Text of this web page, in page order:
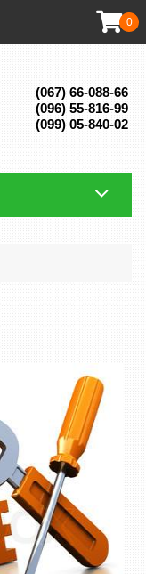
(067) 66-088-66
(096) 55-816-99
(099) 05-840-02
0